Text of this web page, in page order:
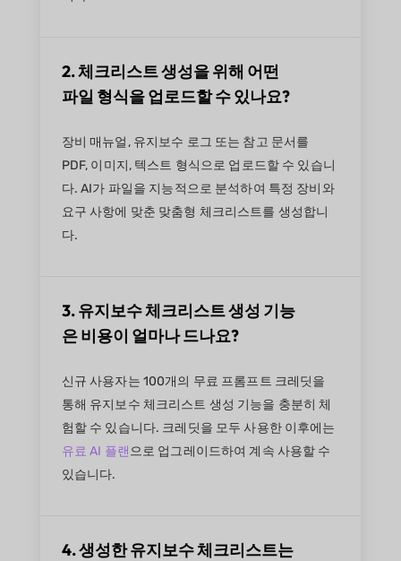
2. 체크리스트 생성을 위해 어떤
파일 형식을 업로드할 수 있나요?
장비 매뉴얼, 유지보수 로그 또는 참고 문서를
PDF, 이미지, 텍스트 형식으로 업로드할 수 있습니
다. AI가 파일을 지능적으로 분석하여 특정 장비와
요구 사항에 맞춘 맞춤형 체크리스트를 생성합니
다.
3. 유지보수 체크리스트 생성 기능
은 비용이 얼마나 드나요?
신규 사용자는 100개의 무료 프롬프트 크레딧을
통해 유지보수 체크리스트 생성 기능을 충분히 체
험할 수 있습니다. 크레딧을 모두 사용한 이후에는
유료 AI 플랜으로 업그레이드하여 계속 사용할 수
있습니다.
4. 생성한 유지보수 체크리스트는